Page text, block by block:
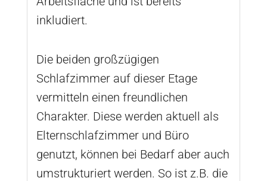
inkludiert.
Die beiden großzügigen
Schlafzimmer auf dieser Etage
vermitteln einen freundlichen
Charakter. Diese werden aktuell als
Elternschlafzimmer und Büro
genutzt, können bei Bedarf aber auch
umstrukturiert werden. So ist z.B. die